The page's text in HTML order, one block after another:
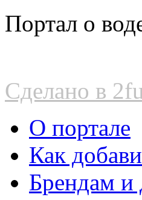
Портал о
Сделано в
О портале
Как
Брендам и